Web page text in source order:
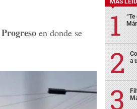
en donde se
MÁS
a